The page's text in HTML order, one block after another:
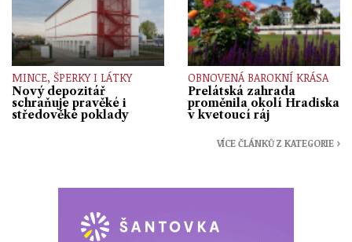
MINCE, ŠPERKY I LÁTKY
Nový depozitář
schraňuje pravěké i
středověké poklady
OBNOVENÁ BAROKNÍ KRÁSA
Prelátská zahrada
proměnila okolí Hradiska
v kvetoucí ráj
VÍCE ČLÁNKŮ Z KATEGORIE ›